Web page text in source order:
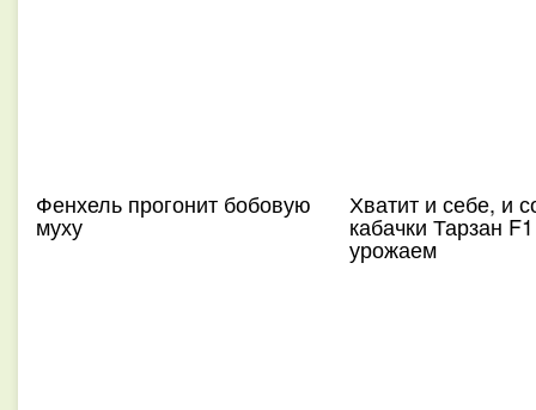
Фенхель прогонит бобовую
муху
Хватит и себе, и
кабачки Тарзан
урожаем